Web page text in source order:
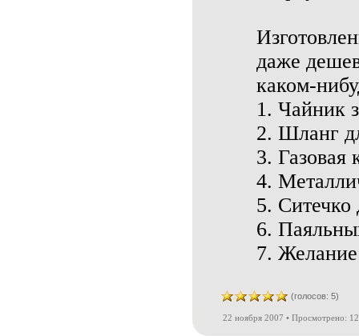
даже
каком-
1. Чайник
2. Шланг
3. Газовая
4.
5. Ситечко
6.
7. Желание
(голосов: 5)
22 ноября 2007 • Просмотрено: